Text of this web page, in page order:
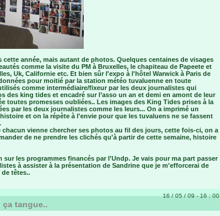
année, mais autant de photos. Quelques centaines de visages
comme la visite du PM à Bruxelles, le chapiteau de Papeete et
Uk, Californie etc. Et bien sûr l'expo à l'hôtel Warwick à Paris de
pour moitié par la station météo tuvaluenne en toute
comme intermédiaire/fixeur par les deux journalistes qui
des king tides et encadré sur l’asso un an et demi en amont de leur
toutes promesses oubliées.. Les images des King Tides prises à la
par les deux journalistes comme les leurs... On a imprimé un
et on la répète à l'envie pour que les tuvaluens ne se fassent
vienne chercher ses photos au fil des jours, cette fois-ci, on a
de ne prendre les clichés qu'à partir de cette semaine, histoire
sur les programmes financés par l'Undp. Je vais pour ma part passer
à assister à la présentation de Sandrine que je m'efforcerai de
têtes..
16 / 05 / 09 - 16 : 00
ça tangue..